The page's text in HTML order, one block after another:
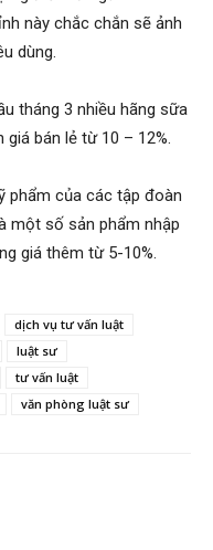
này chắc chắn sẽ ảnh
dùng.
tháng 3 nhiều hãng sữa
bán lẻ từ 10 – 12%.
phẩm của các tập đoàn
một số sản phẩm nhập
giá thêm từ 5-10%.
dịch vụ tư vấn luật
luật sư
tư vấn luật
văn phòng luật sư